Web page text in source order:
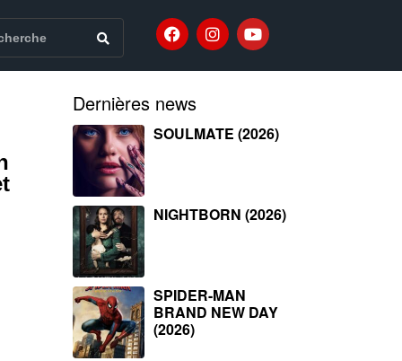
Dernières news
SOULMATE (2026)
NIGHTBORN (2026)
SPIDER-MAN
BRAND NEW DAY
(2026)